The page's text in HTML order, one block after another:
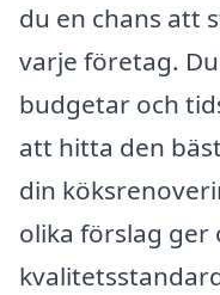
du en chans att
varje företag.
budgetar och
att hitta den
din
olika förslag ger